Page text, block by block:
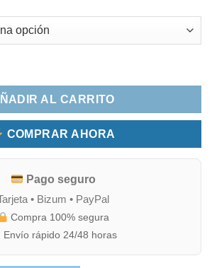
TRANSPIRABLE IMPERMEABLE cantidad
AL CARRITO
COMPRAR AHORA
Pago seguro
• Bizum • PayPal
Compra 100% segura
Envío rápido 24/48 horas